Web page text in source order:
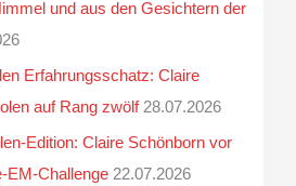
und aus den Gesichtern der
Erfahrungsschatz: Claire
auf Rang zwölf 28.07.2026
Edition: Claire Schönborn vor
EM-Challenge 22.07.2026